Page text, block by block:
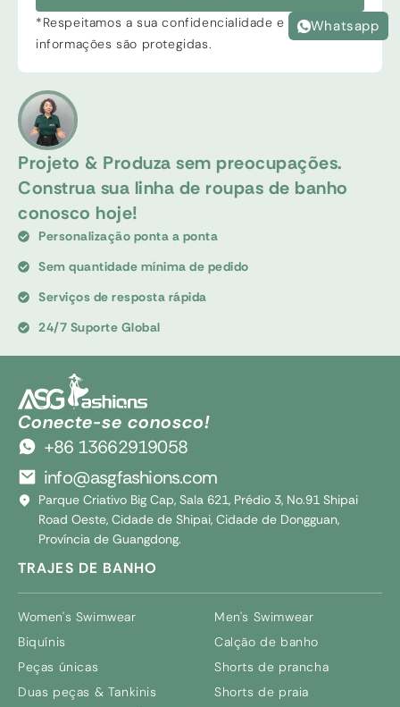
Projeto & Produza sem preocupações.
Construa sua linha de roupas de banho
conosco hoje!
Personalização ponta a ponta
Sem quantidade mínima de pedido
Serviços de resposta rápida
24/7 Suporte Global
*Respeitamos a sua confidencialidade e todas as
informações são protegidas.
Conecte-se conosco!
+86 13662919058
info@asgfashions.com
Parque Criativo Big Cap, Sala 621, Prédio 3, No.91 Shipai
Road Oeste, Cidade de Shipai, Cidade de Dongguan,
Província de Guangdong.
TRAJES DE BANHO
Women's Swimwear
Biquínis
Peças únicas
Duas peças & Tankinis
Men's Swimwear
Calção de banho
Shorts de prancha
Shorts de praia
Whatsapp